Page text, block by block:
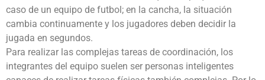
caso de un equipo de futbol; en la cancha, la situación
cambia continuamente y los jugadores deben decidir la
jugada en segundos.
Para realizar las complejas tareas de coordinación, los
integrantes del equipo suelen ser personas inteligentes